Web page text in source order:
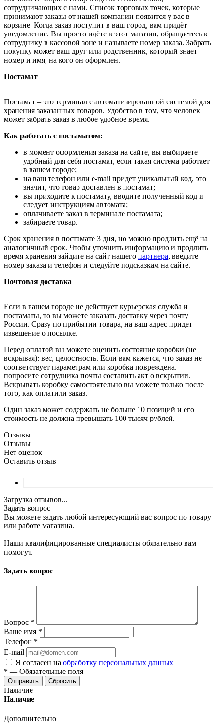
сотрудничающих с нами. Список торговых точек, которые
принимают заказы от нашей компании появится у вас в
корзине. Когда заказ поступит в ваш город, вам придёт
уведомление. Вы просто идёте в этот магазин, обращаетесь к
сотруднику в кассовой зоне и называете номер заказа. Забрать
покупку может ваш друг или родственник, который знает
номер и имя, на кого он оформлен.
Постамат
Постамат – это терминал с автоматизированной системой для
хранения заказанных товаров. Удобство в том, что человек
может забрать заказ в любое удобное время.
Как работать с постаматом:
в момент оформления заказа на сайте, вы выбираете
удобный для себя постамат, если такая система работает
в вашем городе;
на ваш телефон или e-mail придет уникальный код, это
значит, что товар доставлен в постамат;
вы приходите к постамату, вводите полученный код и
следует инструкциям автомата;
оплачиваете заказ в терминале постамата;
забираете товар.
Срок хранения в постамате 3 дня, но можно продлить ещё на
аналогичный срок. Чтобы уточнить информацию и продлить
время хранения зайдите на сайт нашего партнера, введите
номер заказа и телефон и следуйте подсказкам на сайте.
Почтовая доставка
Если в вашем городе не действует курьерская служба и
постаматы, то вы можете заказать доставку через почту
России. Сразу по прибытии товара, на ваш адрес придет
извещение о посылке.
Перед оплатой вы можете оценить состояние коробки (не
вскрывая): вес, целостность. Если вам кажется, что заказ не
соответствует параметрам или коробка повреждена,
попросите сотрудника почты составить акт о вскрытии.
Вскрывать коробку самостоятельно вы можете только после
того, как оплатили заказ.
Один заказ может содержать не больше 10 позиций и его
стоимость не должна превышать 100 тысяч рублей.
Отзывы
Отзывы
Нет оценок
Оставить отзыв
Загрузка отзывов...
Задать вопрос
Вы можете задать любой интересующий вас вопрос по товару
или работе магазина.
Наши квалифицированные специалисты обязательно вам
помогут.
Задать вопрос
Вопрос *
Ваше имя *
Телефон *
E-mail
Я согласен на обработку персональных данных
* — Обязательные поля
Отправить Сбросить
Наличие
Наличие
Дополнительно